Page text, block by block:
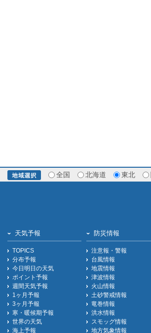
全国 北海道 東北
天気予報
TOPICS
分布予報
今日明日の天気
ポイント予報
週間天気予報
1ヶ月予報
3ヶ月予報
寒・暖候期予報
世界の天気
海上予報
防災情報
注意報・警報
台風情報
地震情報
津波情報
火山情報
土砂警戒情報
竜巻情報
洪水情報
スモッグ情報
地方気象情報